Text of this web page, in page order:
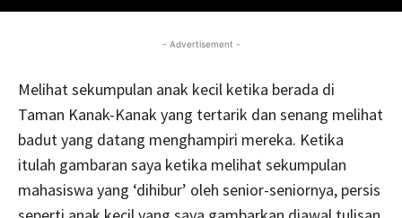
- Advertisement -
Melihat sekumpulan anak kecil ketika berada di
Taman Kanak-Kanak yang tertarik dan senang melihat
badut yang datang menghampiri mereka. Ketika
itulah gambaran saya ketika melihat sekumpulan
mahasiswa yang ‘dihibur’ oleh senior-seniornya, persis